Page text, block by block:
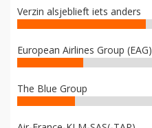
Verzin alsjeblieft iets anders
European Airlines Group (EAG)
The Blue Group